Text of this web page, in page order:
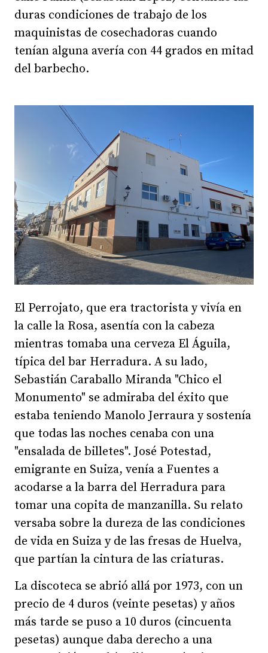
duras condiciones de trabajo de los
maquinistas de cosechadoras cuando
tenían alguna avería con 44 grados en mitad
del barbecho.
El Perrojato, que era tractorista y vivía en
la calle la Rosa, asentía con la cabeza
mientras tomaba una cerveza El Águila,
típica del bar Herradura. A su lado,
Sebastián Caraballo Miranda "Chico el
Monumento" se admiraba del éxito que
estaba teniendo Manolo Jerraura y sostenía
que todas las noches cenaba con una
"ensalada de billetes". José Potestad,
emigrante en Suiza, venía a Fuentes a
acodarse a la barra del Herradura para
tomar una copita de manzanilla. Su relato
versaba sobre la dureza de las condiciones
de vida en Suiza y de las fresas de Huelva,
que partían la cintura de las criaturas.
La discoteca se abrió allá por 1973, con un
precio de 4 duros (veinte pesetas) y años
más tarde se puso a 10 duros (cincuenta
pesetas) aunque daba derecho a una